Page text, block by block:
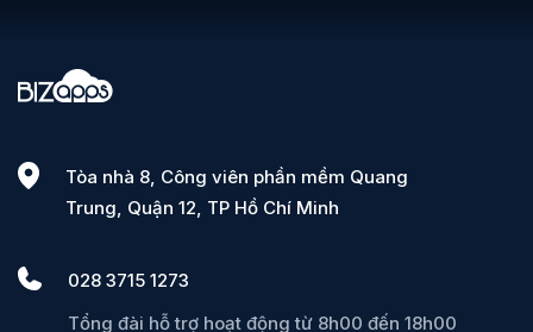
Tòa nhà 8, Công viên phần mềm Quang
Trung, Quận 12, TP Hồ Chí Minh
028 3715 1273
Tổng đài hỗ trợ hoạt động từ 8h00 đến 18h00